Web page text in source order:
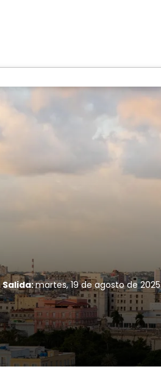
Salida:martes, 19 de agosto de 2025